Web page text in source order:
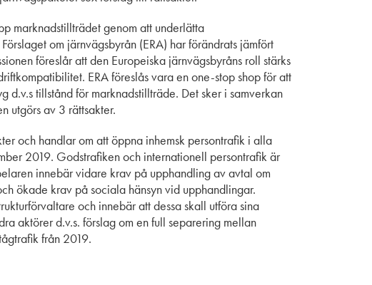
marknadstillträdet genom att underlätta
om järnvägsbyrån (ERA) har förändrats jämfört
föreslår att den Europeiska järnvägsbyråns roll stärks
ERA föreslås vara en one-stop shop för att
d.v.s tillstånd för marknadstillträde. Det sker i samverkan
utgörs av 3 rättsakter.
och handlar om att öppna inhemsk persontrafik i alla
2019. Godstrafiken och internationell persontrafik är
innebär vidare krav på upphandling av avtal om
ökade krav på sociala hänsyn vid upphandlingar.
och innebär att dessa skall utföra sina
aktörer d.v.s. förslag om en full separering mellan
från 2019.